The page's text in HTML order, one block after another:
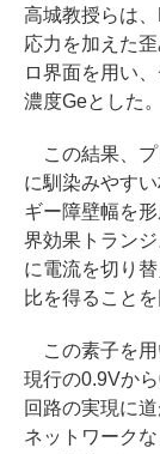
高城教授らは
応力を加えた
ロ界面を用い
濃度Geとした。
この結果、プ
に馴染みやす
ギー障壁幅を
界効果トラン
に電流を切り
比を得ること
この素子を用
現行の0.9Vか
回路の実現に
ネットワーク